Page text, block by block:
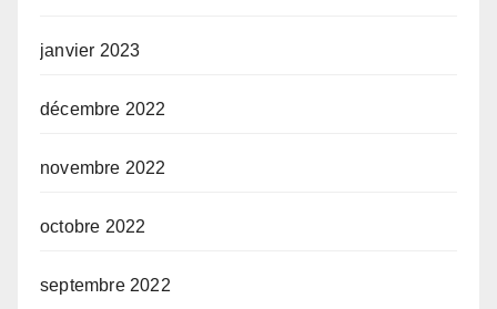
janvier 2023
décembre 2022
novembre 2022
octobre 2022
septembre 2022